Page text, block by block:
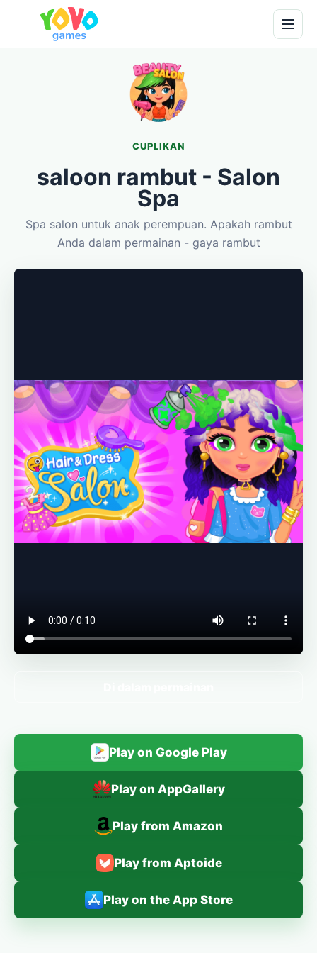
CUPLIKAN
saloon rambut - Salon
Spa
Spa salon untuk anak perempuan. Apakah rambut
Anda dalam permainan - gaya rambut
Play on Google Play
Play on AppGallery
Play from Amazon
Play from Aptoide
Play on the App Store